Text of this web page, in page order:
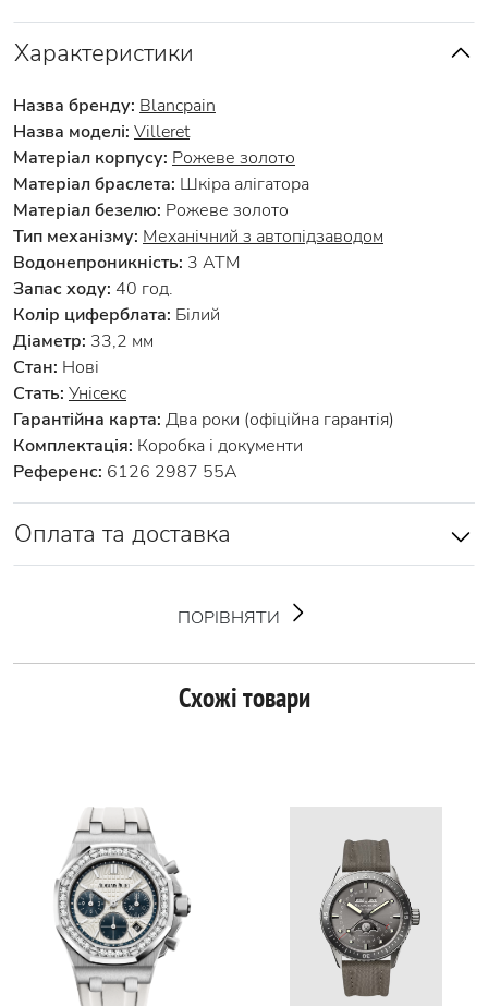
Характеристики
Назва бренду: Blancpain
Назва моделі: Villeret
Матеріал корпусу: Рожеве золото
Матеріал браслета: Шкіра алігатора
Матеріал безелю: Рожеве золото
Тип механізму: Механічний з автопідзаводом
Водонепроникність: 3 АТМ
Запас ходу: 40 год.
Колір циферблата: Білий
Діаметр: 33,2 мм
Стан: Нові
Стать: Унісекс
Гарантійна карта: Два роки (офіційна гарантія)
Комплектація: Коробка і документи
Референс: 6126 2987 55A
Оплата та доставка
ПОРІВНЯТИ
Схожі товари